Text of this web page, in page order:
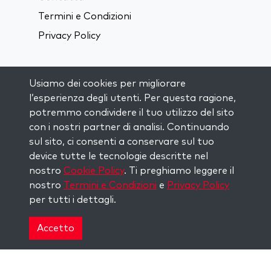
Termini e Condizioni
Privacy Policy
Visit kabbalah master classes
RIMANI AGGIORNATO
Iscriviti alla nostra mailing list e ricevi
ispirazione ogni settimana nella tua
casella di posta.
Iscriviti
Copyright © 2026 The Kabbalah Centre. All rights
Usiamo dei cookies per migliorare
l’esperienza degli utenti. Per questa ragione,
potremmo condividere il tuo utilizzo del sito
con i nostri partner di analisi. Continuando
sul sito, ci consenti a conservare sul tuo
device tutte le tecnologie descritte nel
nostro Cookie Policy. Ti preghiamo leggere il
nostro Termini e Condizioni e Privacy Policy
per tutti i dettagli.
Accetto